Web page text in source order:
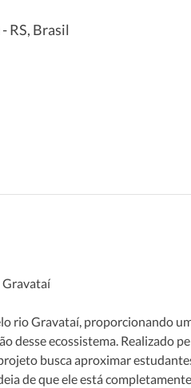
RS, Brasil
Gravataí
rio Gravataí, proporcionando
desse ecossistema. Realizado
busca aproximar
de que ele está